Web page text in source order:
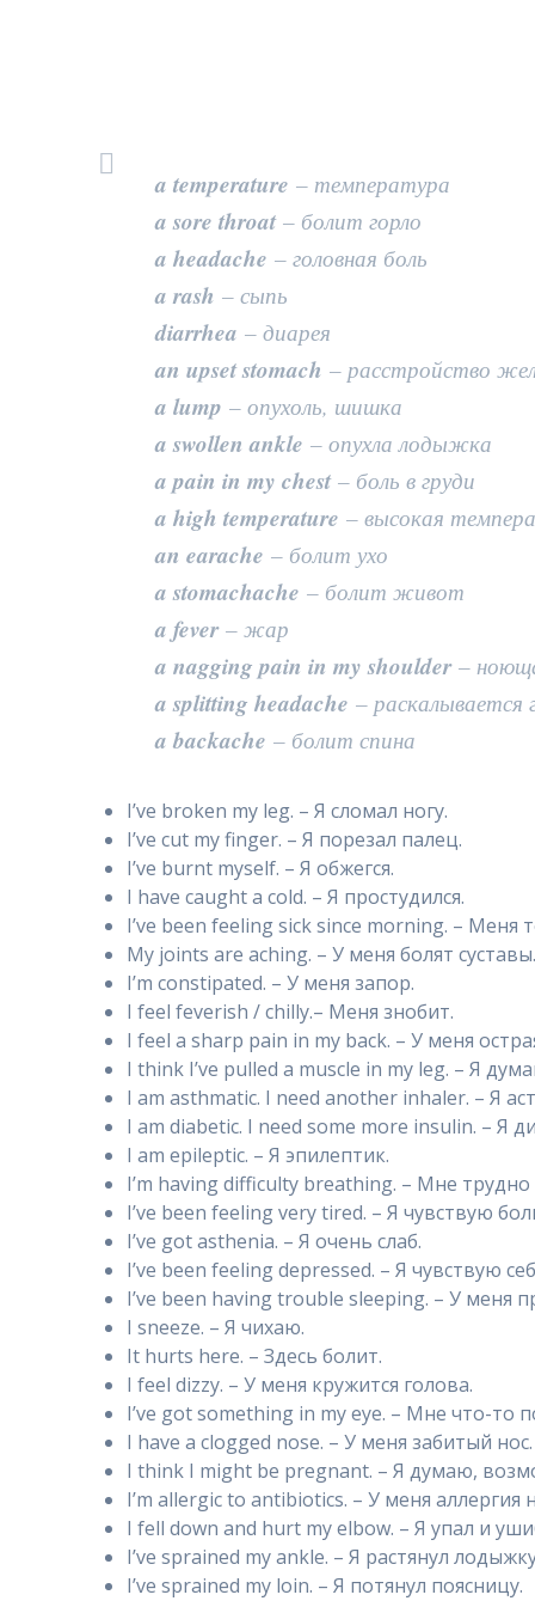
a temperature – температура
a sore throat– болит горло
a headache – головная боль
a rash – сыпь
diarrhea – диарея
an upset stomach – расстройство
a lump – опухоль, шишка
a swollen ankle – опухла лодыжка
a pain in my chest– боль в груди
a high temperature – высокая
an earache – болит ухо
a stomachache – болит живот
a fever– жар
a nagging pain in my shoulder–
a splitting headache – раскалывается
a backache – болит спина
I’ve broken my leg. – Я сломал ногу.
I’ve cut my finger. – Я порезал палец.
I’ve burnt myself. – Я обжегся.
I have caught a cold. – Я простудился.
I’ve been feeling sick since morning. – Меня
My joints are aching. – У меня болят
I’m constipated. – У меня запор.
I feel feverish / chilly.– Меня знобит.
I feel a sharp pain in my back. – У меня
I think I’ve pulled a muscle in my leg. – Я
I am asthmatic. I need another inhaler. – Я
I am diabetic. I need some more insulin. – Я
I am epileptic. – Я эпилептик.
I’m having difficulty breathing. – Мне
I’ve been feeling very tired. – Я чувствую
I’ve got asthenia. – Я очень слаб.
I’ve been feeling depressed. – Я чувствую
I’ve been having trouble sleeping. – У меня
I sneeze. – Я чихаю.
It hurts here. – Здесь болит.
I feel dizzy. – У меня кружится голова.
I’ve got something in my eye. – Мне что-то
I have a clogged nose. – У меня забитый нос.
I think I might be pregnant. – Я думаю,
I’m allergic to antibiotics. – У меня аллергия
I fell down and hurt my elbow. – Я упал и
I’ve sprained my ankle. – Я растянул
I’ve sprained my loin. – Я потянул поясницу.